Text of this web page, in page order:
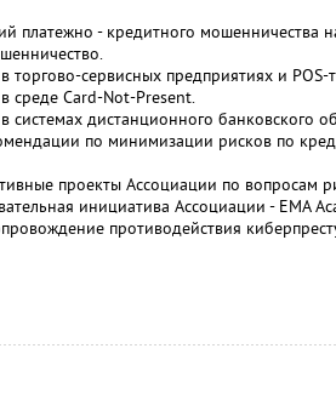
платежно - кредитного мошенничества
торгово-сервисных предприятиях и POS-
среде Card-Not-Present.
системах дистанционного банковского
по минимизации рисков по
проекты Ассоциации по вопросам
инициатива Ассоциации - EMA
противодействия